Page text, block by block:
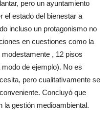
pero un ayuntamiento
el estado del bienestar a
incluso un protagonismo no
en cuestiones como la
, 12 pisos
de ejemplo). No es
pero cualitativamente se
Concluyó que
la gestión medioambiental.